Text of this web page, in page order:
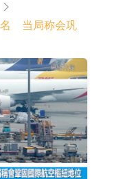
券投资基金临
半导体芯片产
临时停牌
前十，卡森国
，九福来
榜前十，拿森科
，辰兴发展
铝水转化率已
下挫，陕西黑
外包板块拉升，
名 当局称会巩